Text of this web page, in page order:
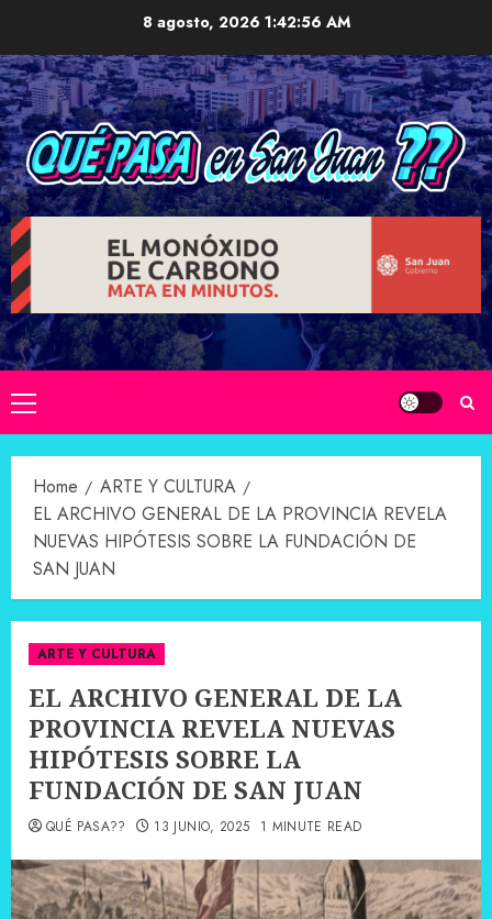
content
8 agosto, 20261:42:57 AM
Primary
Menu
Home
ARTE Y CULTURA
EL ARCHIVO GENERAL DE LA PROVINCIA REVELA
NUEVAS HIPÓTESIS SOBRE LA FUNDACIÓN DE
SAN JUAN
ARTE Y CULTURA
EL ARCHIVO GENERAL DE LA
PROVINCIA REVELA NUEVAS
HIPÓTESIS SOBRE LA
FUNDACIÓN DE SAN JUAN
QUÉ PASA?? 13 JUNIO, 2025 1 MINUTE READ